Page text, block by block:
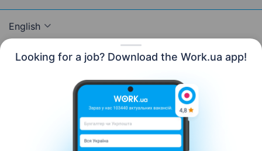
Looking for a job? Download the Work.ua app!
English
Contact us About us
Сareer
Help